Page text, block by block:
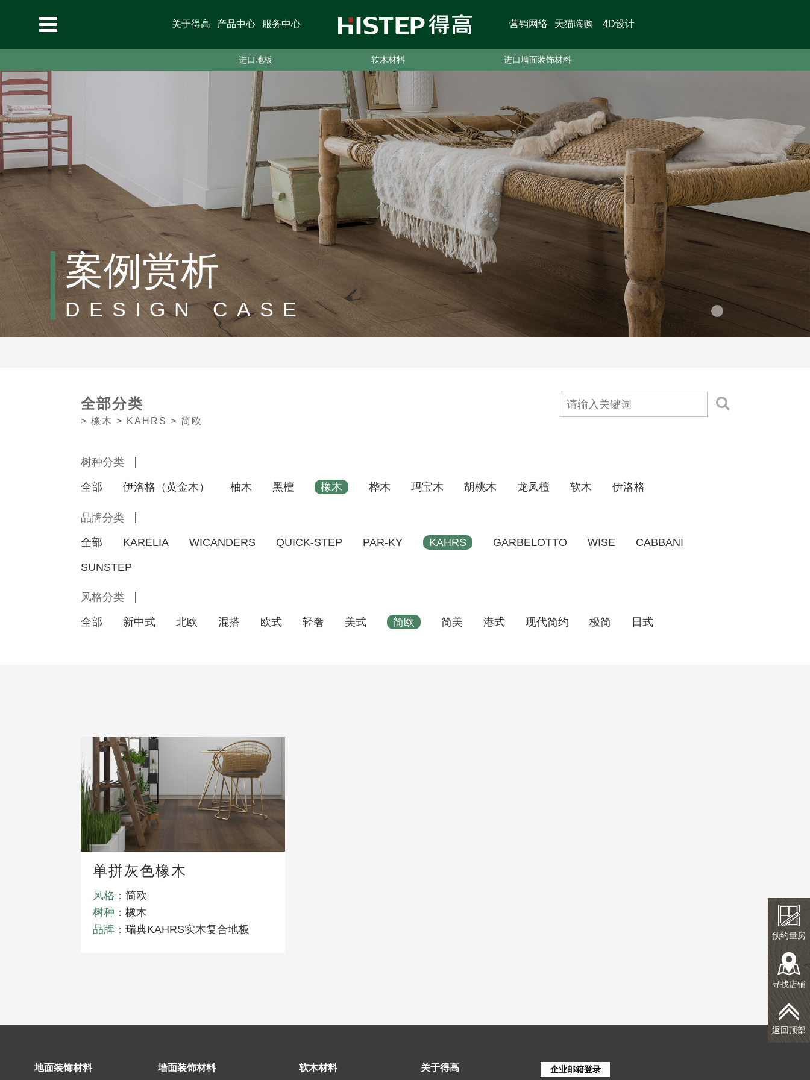
关于得高 产品中心 服务中心 营销网络 天猫嗨购 4D设计
进口地板 软木材料 进口墙面装饰材料
案例赏析
DESIGN CASE
全部分类
> 橡木 > KAHRS > 简欧
树种分类
全部 伊洛格（黄金木） 柚木 黑檀 橡木 桦木 玛宝木 胡桃木 龙凤檀 软木 伊洛格
品牌分类
全部 KARELIA WICANDERS QUICK-STEP PAR-KY KAHRS GARBELOTTO WISE CABBANI
SUNSTEP
风格分类
全部 新中式 北欧 混搭 欧式 轻奢 美式 简欧 简美 港式 现代简约 极简 日式
单拼灰色橡木
风格：简欧
树种：橡木
品牌：瑞典KAHRS实木复合地板
地面装饰材料 墙面装饰材料 软木材料 关于得高 企业邮箱登录
预约量房
寻找店铺
返回顶部